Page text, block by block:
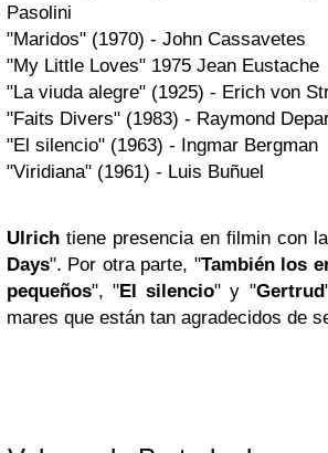
Pasolini
"Maridos" (1970) - John Cassavetes
"My Little Loves" 1975 Jean Eustache
"La viuda alegre" (1925) - Erich von
"Faits Divers" (1983) - Raymond
"El silencio" (1963) - Ingmar Bergman
"Viridiana" (1961) - Luis Buñuel
Ulrich tiene presencia en filmin con
Days". Por otra parte, "También los
pequeños", "El silencio" y "Gertrud
mares que están tan agradecidos de